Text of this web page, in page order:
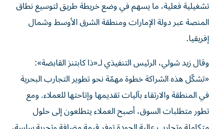
تشغيلية فعلية، ما يسهم في وضع خريطة طريق لتوسيع نطاق
المنصة عبر دولة الإمارات ومنطقة الشرق الأوسط وشمال
إفريقيا.
وقال زيد شولي، الرئيس التنفيذي لـ«ذا كابتنز القابضة»:
«تشكّل هذه الشراكة خطوة مهمّة نحو تطوير التجارب البحرية
في المنطقة والارتقاء بآليات تقديمها وإتاحتها للعملاء. ومع
تطور متطلبات السوق، أصبح العملاء يتطلعون إلى حلول